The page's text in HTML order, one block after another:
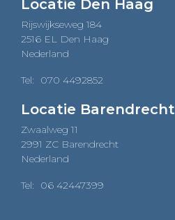
Locatie Den Haag
Rijswijkseweg 184
2516 EL Den Haag
Nederland
Tel: 070 4492852
Locatie Barendrecht
Zwaalweg 11
2991 ZC Barendrecht
Nederland
Tel: 06 42447399